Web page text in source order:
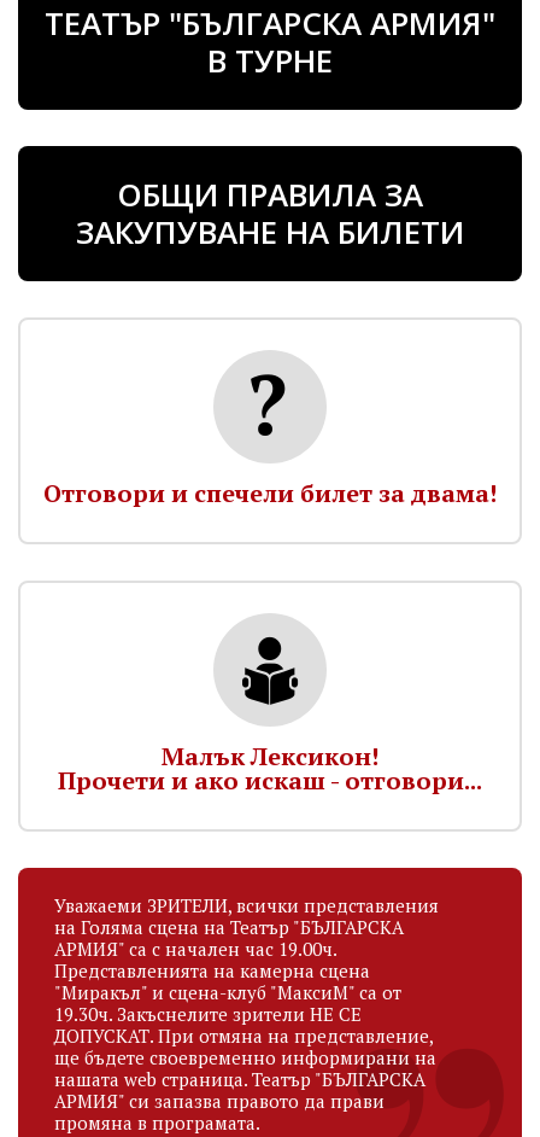
ТЕАТЪР "БЪЛГАРСКА АРМИЯ"
В ТУРНЕ
ОБЩИ ПРАВИЛА ЗА
ЗАКУПУВАНЕ НА БИЛЕТИ
Отговори и спечели билет за двама!
Малък Лексикон!
Прочети и ако искаш - отговори...
Уважаеми ЗРИТЕЛИ, всички представления
на Голяма сцена на Театър "БЪЛГАРСКА
АРМИЯ" са с начален час 19.00ч.
Представленията на камерна сцена
"Миракъл" и сцена-клуб "МаксиМ" са от
19.30ч. Закъснелите зрители НЕ СЕ
ДОПУСКАТ. При отмяна на представление,
ще бъдете своевременно информирани на
нашата web страница. Театър "БЪЛГАРСКА
АРМИЯ" си запазва правото да прави
промяна в програмата.